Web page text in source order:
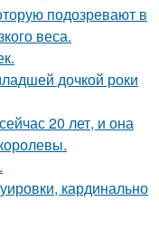
подозревают в
веса.
дочкой роки
20 лет, и она
кардинально